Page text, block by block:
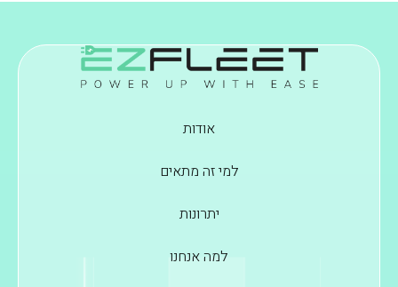
אודות
למי זה מתאים
יתרונות
למה אנחנו